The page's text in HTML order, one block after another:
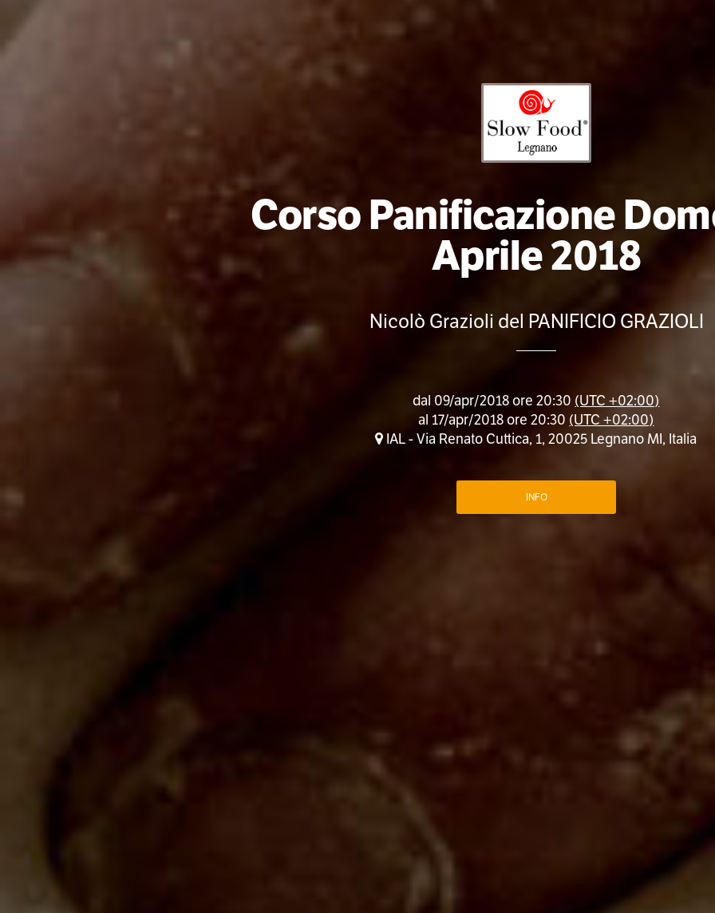
Corso Panificazione
Aprile 2018
Nicolò Grazioli del PANIFICIO GRAZIOLI
dal 09/apr/2018 ore 20:30 (UTC +02:00)
al 17/apr/2018 ore 20:30 (UTC +02:00)
IAL - Via Renato Cuttica, 1, 20025 Legnano MI, Italia
INFO